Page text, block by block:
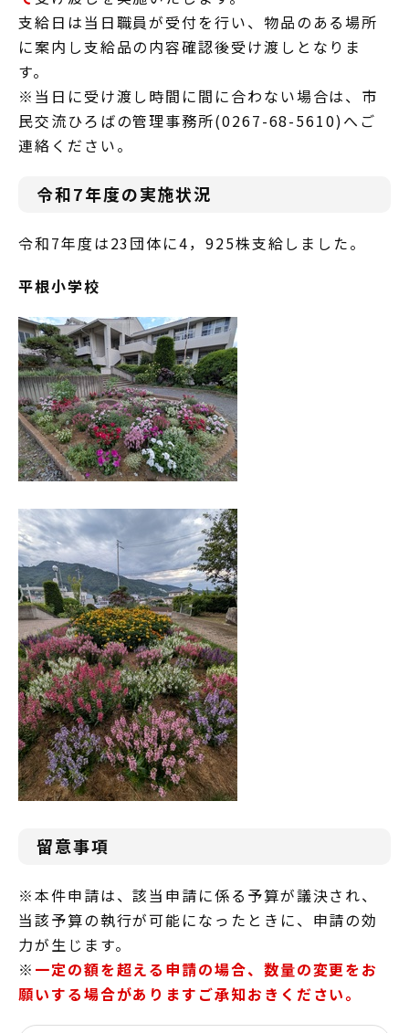
支給日は当日職員が受付を行い、物品のある場所
に案内し支給品の内容確認後受け渡しとなりま
す。
※当日に受け渡し時間に間に合わない場合は、市
民交流ひろばの管理事務所(0267-68-5610)へご
連絡ください。
令和7年度の実施状況
令和7年度は23団体に4，925株支給しました。
平根小学校
留意事項
※本件申請は、該当申請に係る予算が議決され、
当該予算の執行が可能になったときに、申請の効
力が生じます。
※ 一定の額を超える申請の場合、数量の変更をお
願いする場合がありますご承知おきください。